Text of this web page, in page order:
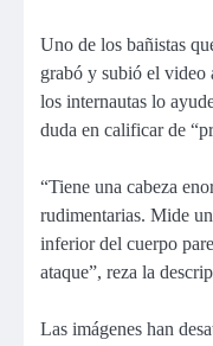
Uno de los bañistas
grabó y subió el video
los internautas lo
duda en calificar de
“Tiene una cabeza
rudimentarias. Mide
inferior del cuerpo
ataque”, reza la
Las imágenes han